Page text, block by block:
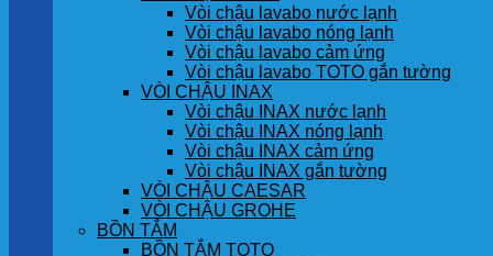
Vòi chậu lavabo nước lạnh
Vòi chậu lavabo nóng lạnh
Vòi chậu lavabo cảm ứng
Vòi chậu lavabo TOTO gắn tường
VÒI CHẬU INAX
Vòi chậu INAX nước lạnh
Vòi chậu INAX nóng lạnh
Vòi chậu INAX cảm ứng
Vòi chậu INAX gắn tường
VÒI CHẬU CAESAR
VÒI CHẬU GROHE
BỒN TẮM
BỒN TẮM TOTO